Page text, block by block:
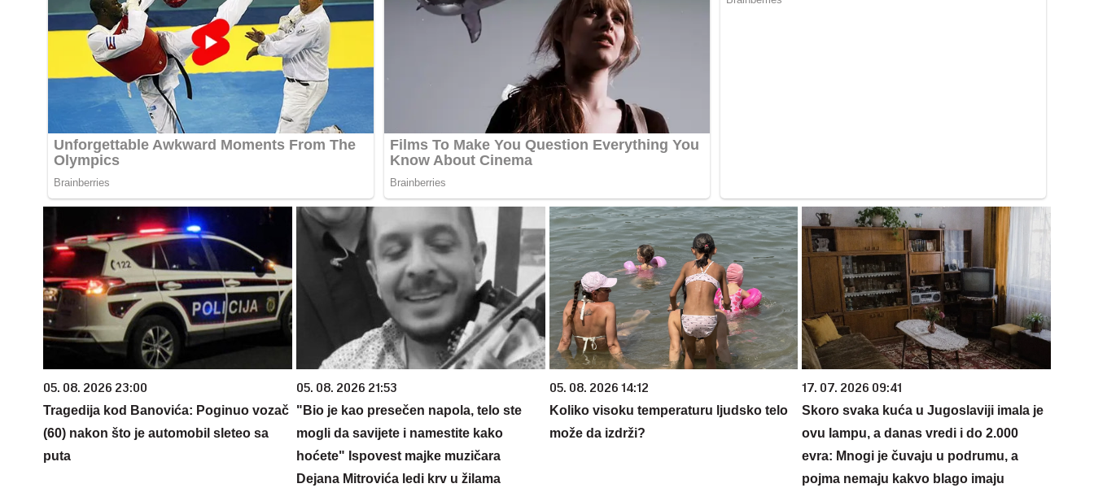
05. 08. 2026 23:00
Tragedija kod Banovića: Poginuo vozač
(60) nakon što je automobil sleteo sa
puta
05. 08. 2026 21:53
"Bio je kao presečen napola, telo ste
mogli da savijete i namestite kako
hoćete" Ispovest majke muzičara
Dejana Mitrovića ledi krv u žilama
05. 08. 2026 14:12
Koliko visoku temperaturu ljudsko telo
može da izdrži?
17. 07. 2026 09:41
Skoro svaka kuća u Jugoslaviji imala je
ovu lampu, a danas vredi i do 2.000
evra: Mnogi je čuvaju u podrumu, a
pojma nemaju kakvo blago imaju